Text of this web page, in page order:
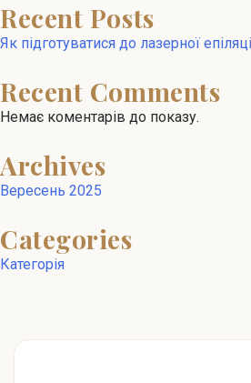
Recent Posts
Як підготуватися до лазерної
Recent Comments
Немає коментарів до показу.
Archives
Вересень 2025
Categories
Категорія